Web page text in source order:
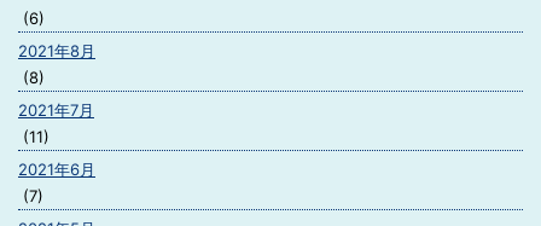
(6)
2021年8月
(8)
2021年7月
(11)
2021年6月
(7)